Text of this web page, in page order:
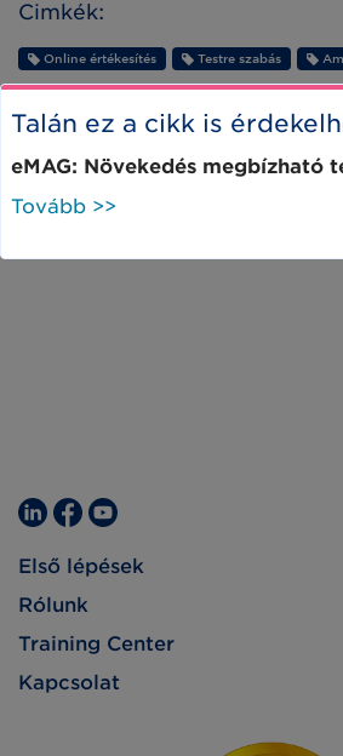
Cimkék:
Online értékesítés Testre szabás
Talán ez a cikk is
eMAG: Növekedés megbízható
Tovább >>
Első lépések
Rólunk
Training Center
Kapcsolat